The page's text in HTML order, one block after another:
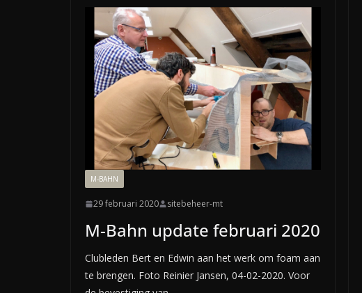
M-BAHN
29 februari 2020 sitebeheer-mt
M-Bahn update februari 2020
Clubleden Bert en Edwin aan het werk om foam aan
te brengen. Foto Reinier Jansen, 04-02-2020. Voor